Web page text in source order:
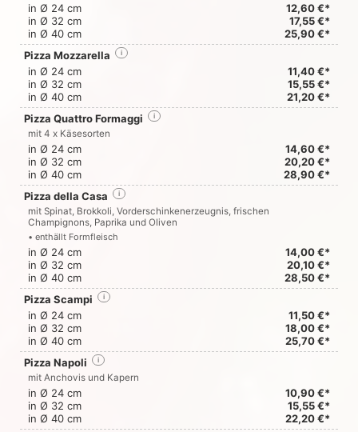
in Ø 24 cm
12,60 €*
in Ø 32 cm
17,55 €*
in Ø 40 cm
25,90 €*
Pizza Mozzarella
i
in Ø 24 cm
11,40 €*
in Ø 32 cm
15,55 €*
in Ø 40 cm
21,20 €*
Pizza Quattro Formaggi
i
mit 4 x Käsesorten
in Ø 24 cm
14,60 €*
in Ø 32 cm
20,20 €*
in Ø 40 cm
28,90 €*
Pizza della Casa
i
mit Spinat, Brokkoli, Vorderschinkenerzeugnis, frischen
Champignons, Paprika und Oliven
• enthällt Formfleisch
in Ø 24 cm
14,00 €*
in Ø 32 cm
20,10 €*
in Ø 40 cm
28,50 €*
Pizza Scampi
i
in Ø 24 cm
11,50 €*
in Ø 32 cm
18,00 €*
in Ø 40 cm
25,70 €*
Pizza Napoli
i
mit Anchovis und Kapern
in Ø 24 cm
10,90 €*
in Ø 32 cm
15,55 €*
in Ø 40 cm
22,20 €*